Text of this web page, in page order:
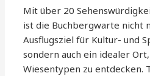
Mit über 20
ist die Buchbergwarte nicht
Ausflugsziel für Kultur- und
sondern auch ein idealer
Wiesentypen zu entdecken.